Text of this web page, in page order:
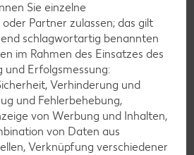
mehr und plane deinen
digitalen Einkaufsliste. Ob
XTRA Vorteile, unser riesiger
oder der schnelle Filialfinder
hast du alles im Griff.
Mehr erfahren
Sie einzelne
Partner zulassen; das gilt
schlagwortartig benannten
im Rahmen des Einsatzes des
und Erfolgsmessung:
Verhinderung und
und Fehlerbehebung,
von Werbung und Inhalten,
von Daten aus
Verknüpfung verschiedener